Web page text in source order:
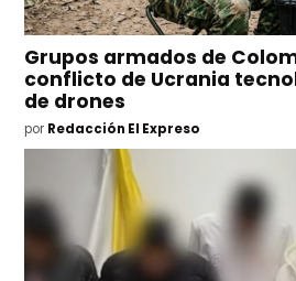
Grupos armados de
conflicto de Ucrania
de drones
por Redacción El Expreso